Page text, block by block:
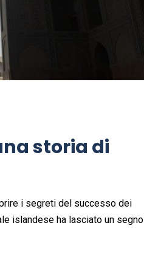
storia di
i segreti del successo dei
islandese ha lasciato un segno